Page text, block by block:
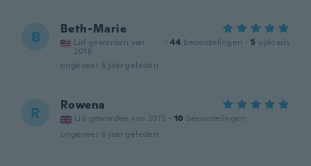
B Beth-Marie
Lid geworden van
2018
· 44 beoordelingen · 5 uploads
ongeveer 6 jaar geleden
R Rowena
Lid geworden van 2015 · 10 beoordelingen
ongeveer 6 jaar geleden